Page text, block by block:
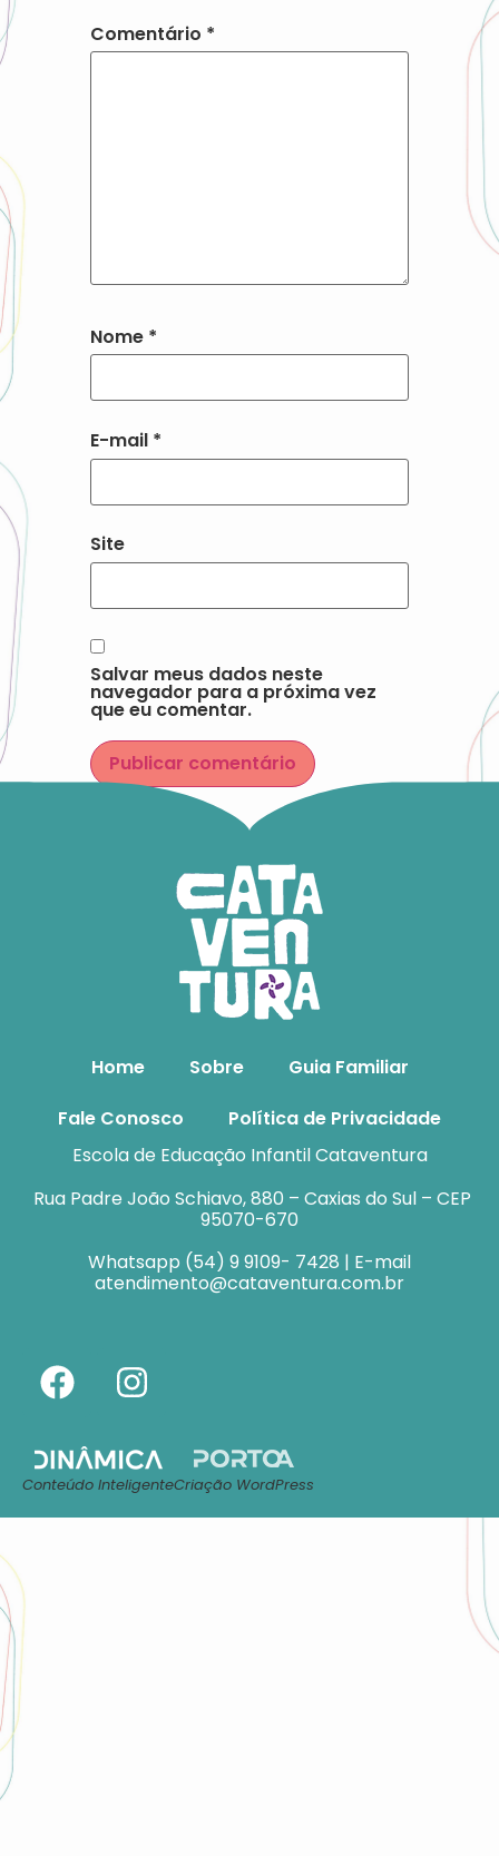
Comentário *
Nome *
E-mail *
Site
Salvar meus dados neste
navegador para a próxima vez
que eu comentar.
Home Sobre
Guia Familiar
Fale Conosco
Política de Privacidade
Escola de Educação Infantil Cataventura
Rua Padre João Schiavo, 880 – Caxias do Sul – CEP
95070-670
Whatsapp (54) 9 9109- 7428 | E-mail
atendimento@cataventura.com.br
Conteúdo InteligenteCriação WordPress